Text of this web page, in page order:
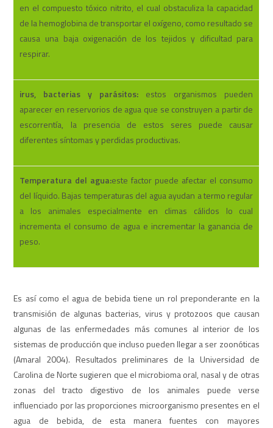
en el compuesto tóxico nitrito, el cual obstaculiza la capacidad
de la hemoglobina de transportar el oxígeno, como resultado se
causa una baja oxigenación de los tejidos y dificultad para
respirar.
irus, bacterias y parásitos: estos organismos pueden
aparecer en reservorios de agua que se construyen a partir de
escorrentía, la presencia de estos seres puede causar
diferentes síntomas y perdidas productivas.
Temperatura del agua:este factor puede afectar el consumo
del líquido. Bajas temperaturas del agua ayudan a termo regular
a los animales especialmente en climas cálidos lo cual
incrementa el consumo de agua e incrementar la ganancia de
peso.
Es así como el agua de bebida tiene un rol preponderante en la
transmisión de algunas bacterias, virus y protozoos que causan
algunas de las enfermedades más comunes al interior de los
sistemas de producción que incluso pueden llegar a ser zoonóticas
(Amaral 2004). Resultados preliminares de la Universidad de
Carolina de Norte sugieren que el microbioma oral, nasal y de otras
zonas del tracto digestivo de los animales puede verse
influenciado por las proporciones microorganismo presentes en el
agua de bebida, de esta manera fuentes con mayores